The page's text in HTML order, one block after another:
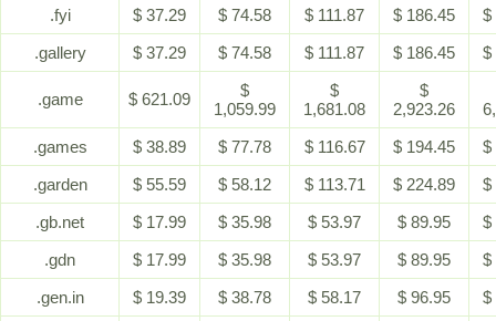
.fyi
$ 37.29 $ 74.58 $ 111.87 $ 186.45
$
.gallery
$ 37.29 $ 74.58 $ 111.87 $ 186.45 $
.game $ 621.09
$
1,059.99
$
1,681.08
$
2,923.26
.games
$ 38.89 $ 77.78 $ 116.67 $ 194.45
$
.garden
$ 55.59 $ 58.12 $ 113.71 $ 224.89
$
.gb.net
$ 17.99 $ 35.98 $ 53.97 $ 89.95
$
.gdn
$ 17.99 $ 35.98 $ 53.97 $ 89.95
$
.gen.in
$ 19.39 $ 38.78 $ 58.17 $ 96.95
$